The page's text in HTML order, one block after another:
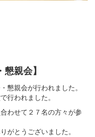
親会】
懇親会が行われました。
行われました。
わせて２７名の方々が参
がとうございました。